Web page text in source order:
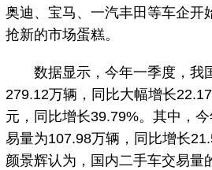
奥迪、宝马、一汽丰田等车企开
抢新的市场蛋糕。
数据显示，今年一季度，我
279.12万辆，同比大幅增长
元，同比增长39.79%。其中，
易量为107.98万辆，同比增长
颜景辉认为，国内二手车交易量